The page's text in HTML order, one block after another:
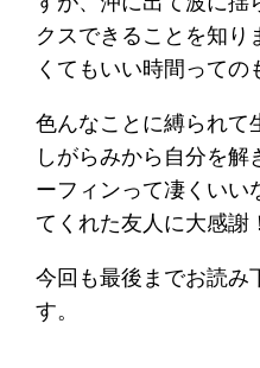
クスできることを知り
くてもいい時間っての
色んなことに縛られて
しがらみから自分を
ーフィンって凄くいい
てくれた友人に大感謝！
今回も最後までお読み
す。